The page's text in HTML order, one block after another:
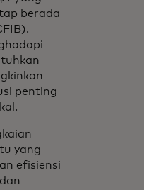
berada
penting
yang
efisiensi